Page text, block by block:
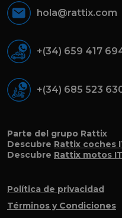
hola@rattix.com
+(34) 659 417
+(34) 685 523
Parte del grupo Rattix
Descubre Rattix coches
Descubre Rattix motos IT
Política de privacidad
Términos y Condiciones